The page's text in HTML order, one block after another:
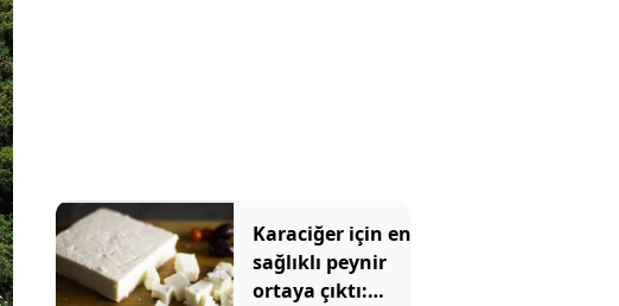
Karaciğer için en
sağlıklı peynir
ortaya çıktı: